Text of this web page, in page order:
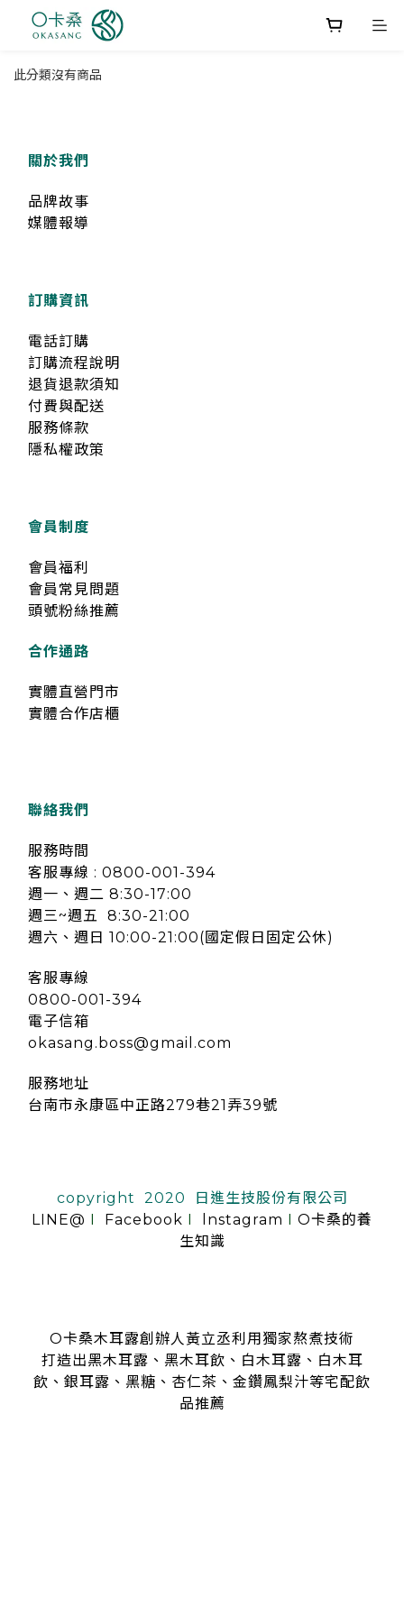
此分類沒有商品
關於我們
品牌故事
媒體報導
訂購資訊
電話訂購
訂購流程說明
退貨退款須知
付費與配送
服務條款
隱私權政策
會員制度
會員福利
會員常見問題
頭號粉絲推薦
合作通路
實體直營門市
實體合作店櫃
聯絡我們
服務時間
客服專線 : 0800-001-394
週一、週二 8:30-17:00
週三~週五 8:30-21:00
週六、週日 10:00-21:00(國定假日固定公休)
客服專線
0800-001-394
電子信箱
okasang.boss@gmail.com
服務地址
台南市永康區中正路279巷21弄39號
copyright 2020 日進生技股份有限公司
LINE@
Facebook lnstagram
O卡桑的養
生知識
O卡桑木耳露創辦人黃立丞利用獨家熬煮技術
打造出黑木耳露、黑木耳飲、白木耳露、白木耳
飲、銀耳露、黑糖、杏仁茶、金鑽鳳梨汁等宅配飲
品推薦